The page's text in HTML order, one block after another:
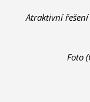
Atraktivní
Foto